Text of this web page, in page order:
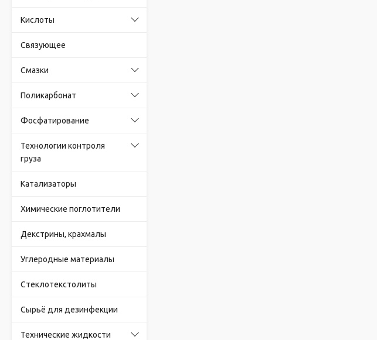
Кислоты
Связующее
Смазки
Поликарбонат
Фосфатирование
Технологии контроля
груза
Катализаторы
Химические поглотители
Декстрины, крахмалы
Углеродные материалы
Стеклотекстолиты
Сырьё для дезинфекции
Технические жидкости